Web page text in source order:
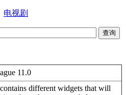
电视剧
11.0
different widgets that will